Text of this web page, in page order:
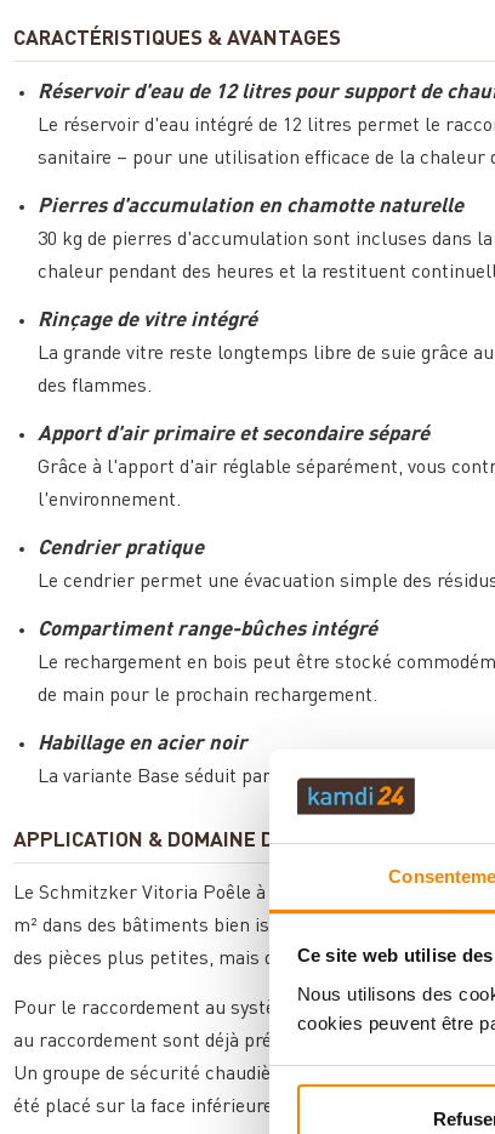
Ce site web utilise
Nous utilisons des
cookies peuvent être
CARACTÉRISTIQUES & AVANTAGES
Réservoir d'eau de 12 litres pour support de
Le réservoir d'eau intégré de 12 litres permet le
sanitaire – pour une utilisation efficace de la chaleur
Pierres d'accumulation en chamotte naturelle
30 kg de pierres d'accumulation sont incluses dans
chaleur pendant des heures et la restituent
Rinçage de vitre intégré
La grande vitre reste longtemps libre de suie grâce
des flammes.
Apport d'air primaire et secondaire séparé
Grâce à l'apport d'air réglable séparément, vous
l'environnement.
Cendrier pratique
Le cendrier permet une évacuation simple des
Compartiment range-bûches intégré
Le rechargement en bois peut être stocké
de main pour le prochain rechargement.
Habillage en acier noir
La variante Base séduit par son habillage moderne
APPLICATION & DOMAINE D'UTILISATION
Le Schmitzker Vitoria Poêle à bois bouilleur Base
m² dans des bâtiments bien isolés. Avec ses
des pièces plus petites, mais doit être installé sur un
Pour le raccordement au système de chauffage, il
au raccordement sont déjà prémontés, les soupapes
Un groupe de sécurité chaudière supplémentaire n'est
été placé sur la face inférieure – alternativement, le